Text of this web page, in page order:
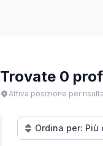
Trovate 0
Attiva posizione per
Ordina per: Più